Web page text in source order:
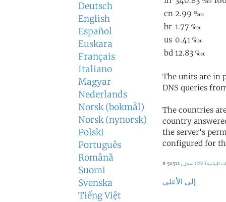
Deutsch
English
Español
Euskara
Français
Italiano
Magyar
Nederlands
Norsk (bokmål)
Norsk (nynorsk)
Polski
Português
Română
Suomi
Svenska
Tiếng Việt
The units are in
DNS queries
The countries
country
the server's
configured for
# 50512 , سجل CSVالبيانية؟
إلى الأعلى